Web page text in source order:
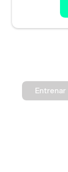
Entrenar